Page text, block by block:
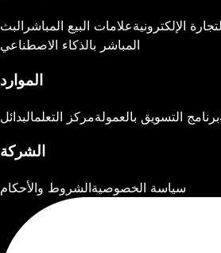
الإلكترونيةعلامات البيع المباشر البث
المباشر بالذكاء الاصطناعي
الموارد
برنامج التسويق بالعمولةمركز التعلمالبدائل
الشركة
سياسة الخصوصيةالشروط والأحكام